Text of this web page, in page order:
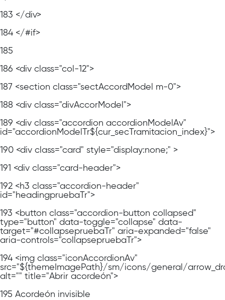
183 </div>
184 </#if>
185
186 <div class="col-12">
187 <section class="sectAccordModel m-0">
188 <div class="divAccorModel">
189 <div class="accordion accordionModelAv"
id="accordionModelTr${cur_secTramitacion_index}">
190 <div class="card" style="display:none;" >
191 <div class="card-header">
192 <h3 class="accordion-header"
id="headingpruebaTr">
193 <button class="accordion-button collapsed"
type="button" data-toggle="collapse" data-
target="#collapsepruebaTr" aria-expanded="false"
aria-controls="collapsepruebaTr">
194 <img class="iconAccordionAv"
src="${themeImagePath}/sm/icons/general/
alt="" title="Abrir acordeón">
195 Acordeón invisible